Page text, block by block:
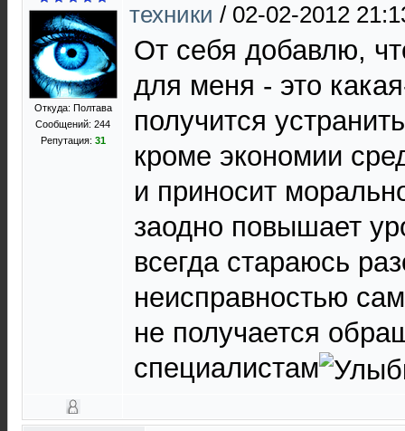
Откуда: Полтава
Сообщений: 244
Репутация: 31
техники / 02-02-2012
От себя добавлю,
для меня - это
получится
кроме экономии
и приносит
заодно повышает
всегда стараюсь
неисправностью
не получается
специалистам